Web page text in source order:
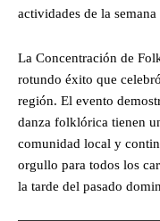
actividades de la
La Concentración de
rotundo éxito que
región. El evento
danza folklórica tienen
comunidad local y
orgullo para todos los
la tarde del pasado